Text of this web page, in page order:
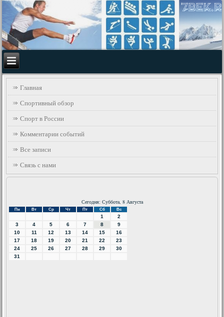
Главная
Спортивный обзор
Спорт в России
Комментарии событий
Все записи
Связь с нами
Сегодня: Суббота, 8 Августа
Пн Вт Ср Чт Пт Сб Вс
1
2
3
4 5 6 7 8
9
10
11 12 13 14 15
16
17
18 19 20 21 22
23
24
25 26 27 28 29
30
31